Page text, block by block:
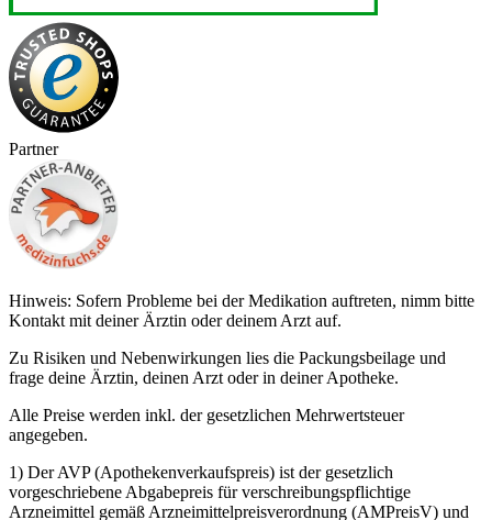
Partner
Hinweis: Sofern Probleme bei der Medikation auftreten, nimm bitte
Kontakt mit deiner Ärztin oder deinem Arzt auf.
Zu Risiken und Nebenwirkungen lies die Packungsbeilage und
frage deine Ärztin, deinen Arzt oder in deiner Apotheke.
Alle Preise werden inkl. der gesetzlichen Mehrwertsteuer
angegeben.
1) Der AVP (Apothekenverkaufspreis) ist der gesetzlich
vorgeschriebene Abgabepreis für verschreibungspflichtige
Arzneimittel gemäß Arzneimittelpreisverordnung (AMPreisV) und